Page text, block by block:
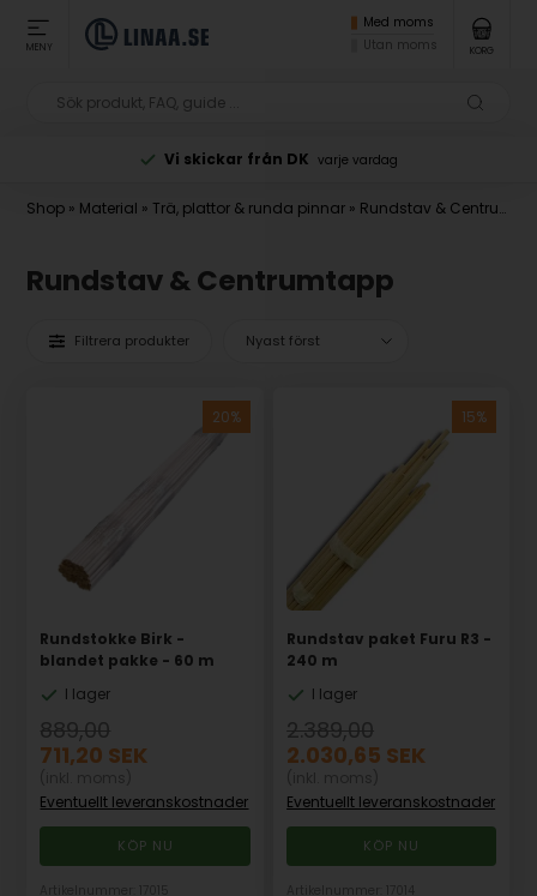
MENY
Med moms
Utan moms
KORG
Betala med Klarna vid beställning
Shop » Material » Trä, plattor & runda pinnar » Rundstav & Centrumtapp
Rundstav & Centrumtapp
Filtrera produkter
Rundstokke Birk -
blandet pakke - 60 m
I lager
889,00
711,20 SEK
Eventuellt leveranskostnader
Rundstav paket Furu R3 -
240 m
I lager
2.389,00
2.030,65 SEK
Eventuellt leveranskostnader